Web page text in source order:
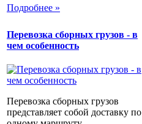
Подробнее »
Перевозка сборных грузов - в
чем особенность
Перевозка сборных грузов
представляет собой доставку по